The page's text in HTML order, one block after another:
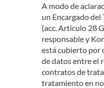
A modo de
un Encargado
(acc. Artículo 28
responsable y
está cubierto por
de datos entre el
contratos de
tratamiento en